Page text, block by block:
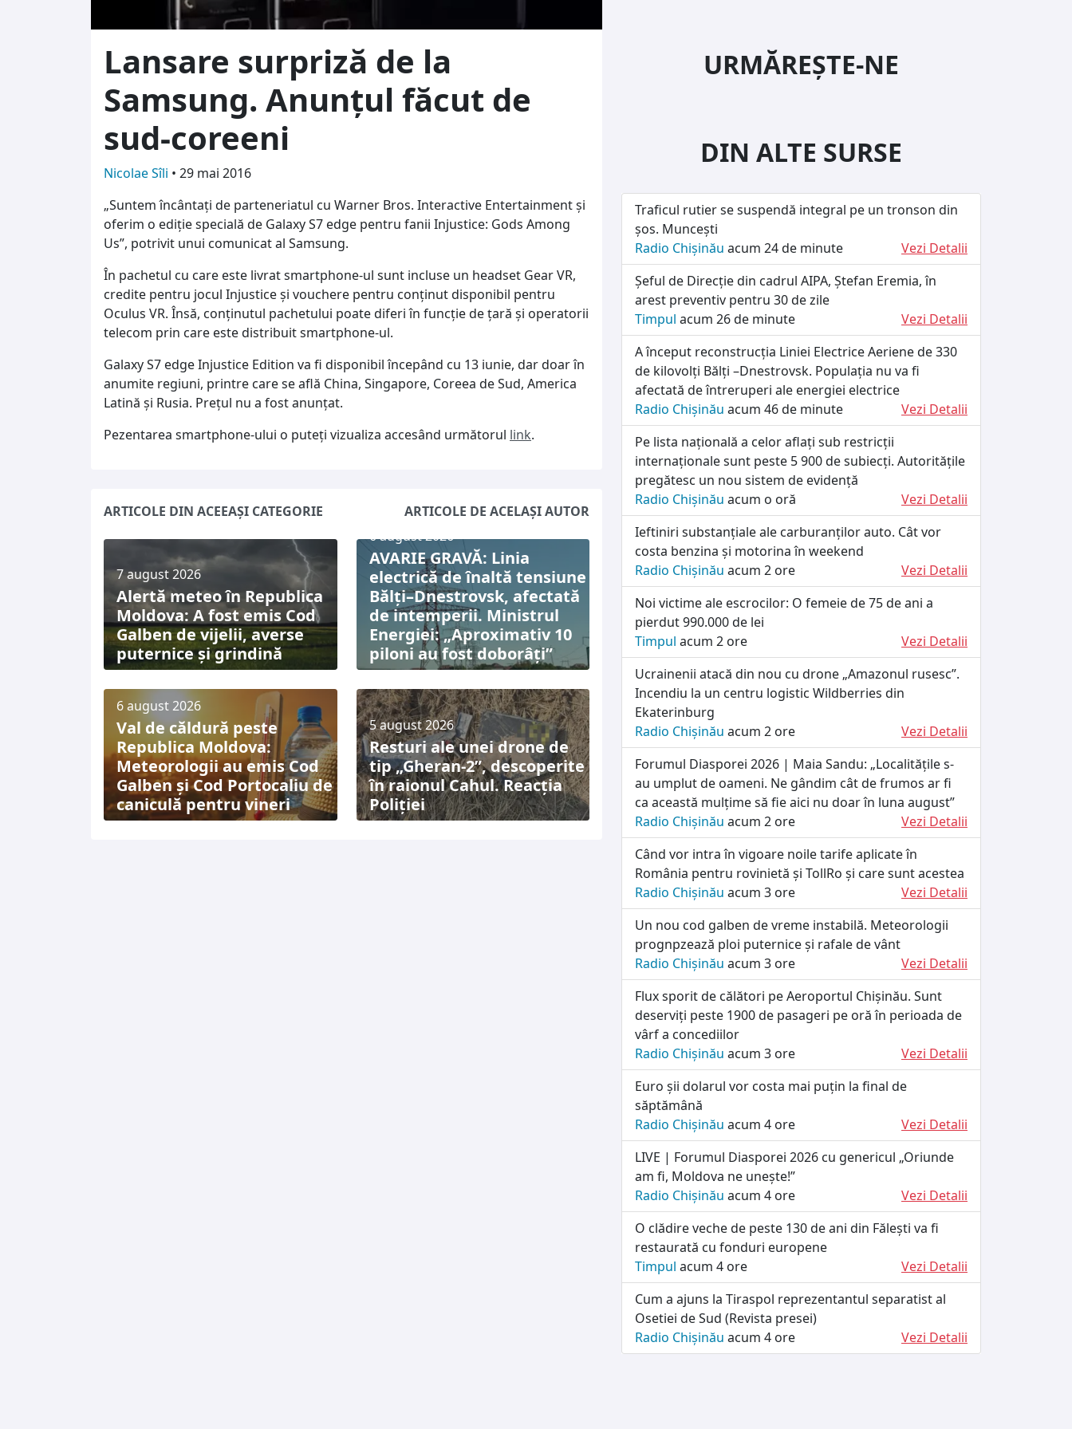
Lansare surpriză de la
Samsung. Anunțul făcut de
sud-coreeni
Nicolae Sîli • 29 mai 2016
„Suntem încântaţi de parteneriatul cu Warner Bros. Interactive Entertainment şi
oferim o ediţie specială de Galaxy S7 edge pentru fanii Injustice: Gods Among
Us”, potrivit unui comunicat al Samsung.
În pachetul cu care este livrat smartphone-ul sunt incluse un headset Gear VR,
credite pentru jocul Injustice şi vouchere pentru conţinut disponibil pentru
Oculus VR. Însă, conţinutul pachetului poate diferi în funcţie de ţară şi operatorii
telecom prin care este distribuit smartphone-ul.
Galaxy S7 edge Injustice Edition va fi disponibil începând cu 13 iunie, dar doar în
anumite regiuni, printre care se află China, Singapore, Coreea de Sud, America
Latină şi Rusia. Preţul nu a fost anunţat.
Pezentarea smartphone-ului o puteți vizualiza accesând următorul link.
ARTICOLE DIN ACEEAȘI CATEGORIE ARTICOLE DE ACELAȘI AUTOR
7 august 2026
Alertă meteo în Republica
Moldova: A fost emis Cod
Galben de vijelii, averse
puternice și grindină
6 august 2026
AVARIE GRAVĂ: Linia
electrică de înaltă tensiune
Bălți–Dnestrovsk, afectată
de intemperii. Ministrul
Energiei: „Aproximativ 10
piloni au fost doborâți”
6 august 2026
Val de căldură peste
Republica Moldova:
Meteorologii au emis Cod
Galben și Cod Portocaliu de
caniculă pentru vineri
5 august 2026
Resturi ale unei drone de
tip „Gheran-2”, descoperite
în raionul Cahul. Reacția
Poliției
URMĂREȘTE-NE
DIN ALTE SURSE
Traficul rutier se suspendă integral pe un tronson din
șos. Muncești
Radio Chișinău acum 24 de minute
Vezi Detalii
Șeful de Direcție din cadrul AIPA, Ștefan Eremia, în
arest preventiv pentru 30 de zile
Timpul acum 26 de minute
Vezi Detalii
A început reconstrucția Liniei Electrice Aeriene de 330
de kilovolți Bălți –Dnestrovsk. Populația nu va fi
afectată de întreruperi ale energiei electrice
Radio Chișinău acum 46 de minute
Vezi Detalii
Pe lista națională a celor aflați sub restricții
internaționale sunt peste 5 900 de subiecți. Autoritățile
pregătesc un nou sistem de evidență
Radio Chișinău acum o oră
Vezi Detalii
Ieftiniri substanțiale ale carburanților auto. Cât vor
costa benzina și motorina în weekend
Radio Chișinău acum 2 ore
Vezi Detalii
Noi victime ale escrocilor: O femeie de 75 de ani a
pierdut 990.000 de lei
Timpul acum 2 ore
Vezi Detalii
Ucrainenii atacă din nou cu drone „Amazonul rusesc”.
Incendiu la un centru logistic Wildberries din
Ekaterinburg
Radio Chișinău acum 2 ore
Vezi Detalii
Forumul Diasporei 2026 | Maia Sandu: „Localitățile s-
au umplut de oameni. Ne gândim cât de frumos ar fi
ca această mulțime să fie aici nu doar în luna august”
Radio Chișinău acum 2 ore
Vezi Detalii
Când vor intra în vigoare noile tarife aplicate în
România pentru rovinietă și TollRo și care sunt acestea
Radio Chișinău acum 3 ore
Vezi Detalii
Un nou cod galben de vreme instabilă. Meteorologii
prognpzează ploi puternice și rafale de vânt
Radio Chișinău acum 3 ore
Vezi Detalii
Flux sporit de călători pe Aeroportul Chișinău. Sunt
deserviți peste 1900 de pasageri pe oră în perioada de
vârf a concediilor
Radio Chișinău acum 3 ore
Vezi Detalii
Euro șii dolarul vor costa mai puțin la final de
săptămână
Radio Chișinău acum 4 ore
Vezi Detalii
LIVE | Forumul Diasporei 2026 cu genericul „Oriunde
am fi, Moldova ne unește!”
Radio Chișinău acum 4 ore
Vezi Detalii
O clădire veche de peste 130 de ani din Fălești va fi
restaurată cu fonduri europene
Timpul acum 4 ore
Vezi Detalii
Cum a ajuns la Tiraspol reprezentantul separatist al
Osetiei de Sud (Revista presei)
Radio Chișinău acum 4 ore Vezi Detalii